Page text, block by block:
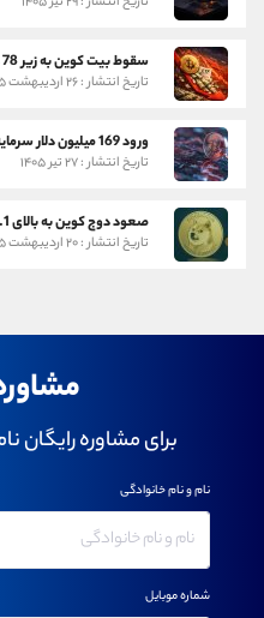
سقوط بیت کوین به زیر 78 هزار دلار
تاریخ انتشار : ۲۶ اردیبهشت ۱۴۰۵
ورود 169 میلیون دلار سرمایه به ETF های بیت کوین و اتریوم
تاریخ انتشار : ۲۷ تیر ۱۴۰۵
صعود دوج کوین به بالای 0.1 دلار
تاریخ انتشار : ۲۰ اردیبهشت ۱۴۰۵
برای مشاوره رایگان
نام و نام خانوادگی
شماره موبایل